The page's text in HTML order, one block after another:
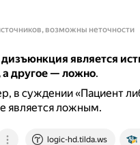
возможны неточности
является
а другое — ложно.
в суждении «Пациент
является ложным.
logic-hd.tilda.ws